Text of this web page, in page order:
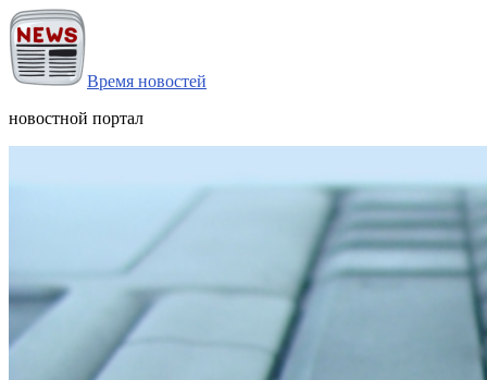
Время новостей
новостной портал